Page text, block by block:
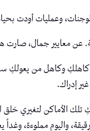
وعمليات أودت
عن معايير جمال، صارت
كاهلكِ وكاهل من يعولكِ
إدراك.
تلك الأماكن لتغيري
واليوم مملوءة،